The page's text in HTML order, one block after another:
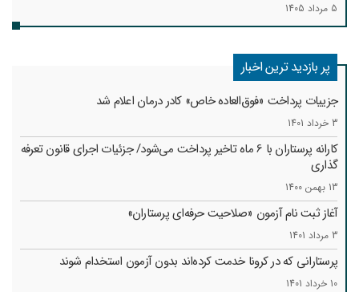
5 مرداد 1405
پر بازدید ترین اخبار
جزییات پرداخت «فوق‌العاده خاص» کادر درمان اعلام شد
3 خرداد 1401
کارانه‌ پرستاران با 6 ماه تاخیر پرداخت می‌شود/ جزئیات اجرای قانون تعرفه
گذاری
13 بهمن 1400
آغاز ثبت نام آزمون «صلاحیت حرفه‌ای پرستاران»
3 مرداد 1401
پرستارانی که در کرونا خدمت کرد‌ه‌اند بدون آزمون استخدام شوند
10 خرداد 1401